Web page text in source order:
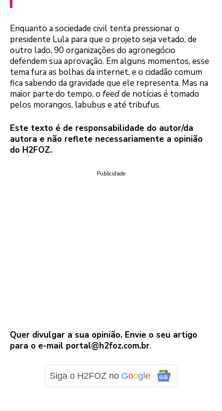
Enquanto a sociedade civil tenta pressionar o
presidente Lula para que o projeto seja vetado, de
outro lado, 90 organizações do agronegócio
defendem sua aprovação. Em alguns momentos, esse
tema fura as bolhas da internet, e o cidadão comum
fica sabendo da gravidade que ele representa. Mas na
maior parte do tempo, o feedde notícias é tomado
pelos morangos, labubus e até tribufus.
Este texto é de responsabilidade do autor/da
autora e não reflete necessariamente a opinião
do H2FOZ.
Publicidade
Quer divulgar a sua opinião. Envie o seu artigo
para o e-mail portal@h2foz.com.br.
Siga o H2FOZ no Google